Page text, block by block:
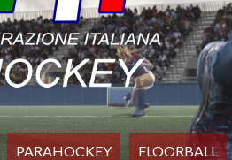
PARAHOCKEY FLOORBALL